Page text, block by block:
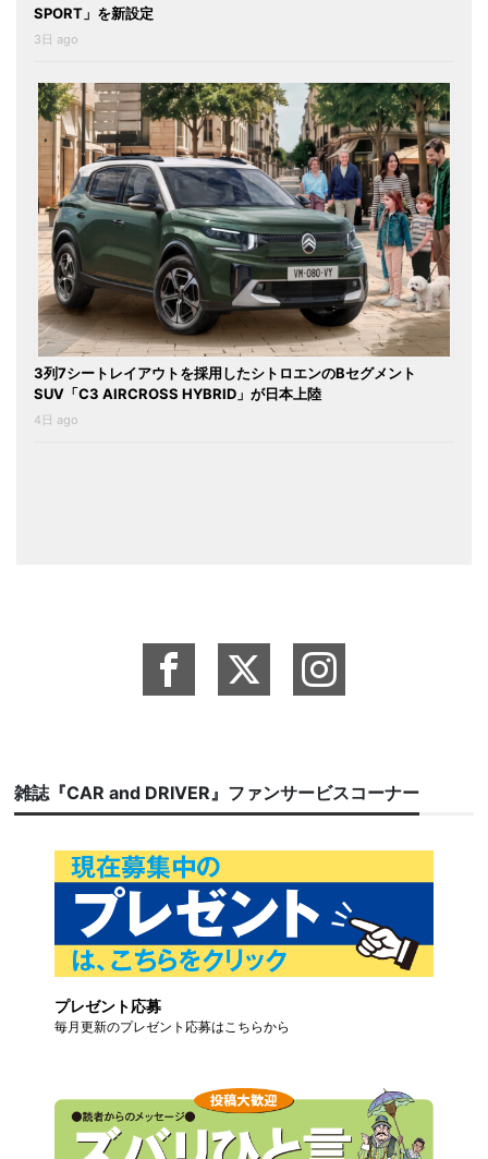
SPORT」を新設定
3日 ago
3列7シートレイアウトを採用したシトロエンのBセグメント
SUV「C3 AIRCROSS HYBRID」が日本上陸
4日 ago
雑誌『CAR and DRIVER』ファンサービスコーナー
プレゼント応募
毎月更新のプレゼント応募はこちらから